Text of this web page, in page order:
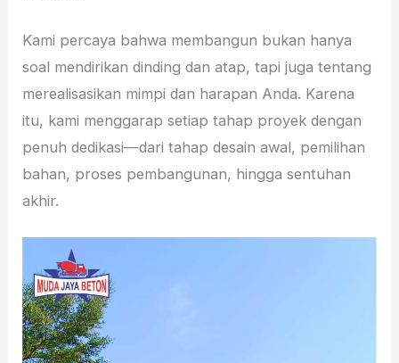
Kami percaya bahwa membangun bukan hanya
soal mendirikan dinding dan atap, tapi juga tentang
merealisasikan mimpi dan harapan Anda. Karena
itu, kami menggarap setiap tahap proyek dengan
penuh dedikasi—dari tahap desain awal, pemilihan
bahan, proses pembangunan, hingga sentuhan
akhir.